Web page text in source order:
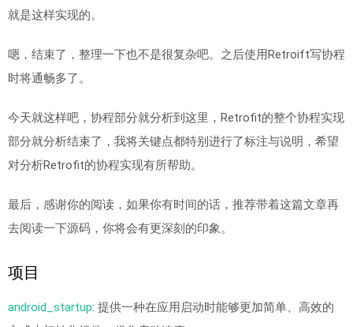
就是这样实现的。
嗯，结束了，整理一下也不是很复杂吧。之后使用Retroift写协程
时将通畅多了。
今天就这样吧，协程部分就分析到这里，Retrofit的整个协程实现
部分就分析结束了，我将关键点都特别进行了标注与说明，希望
对分析Retrofit的协程实现有所帮助。
最后，感谢你的阅读，如果你有时间的话，推荐带着这篇文章再
去阅读一下源码，你将会有更深刻的印象。
项目
android_startup: 提供一种在应用启动时能够更加简单、高效的